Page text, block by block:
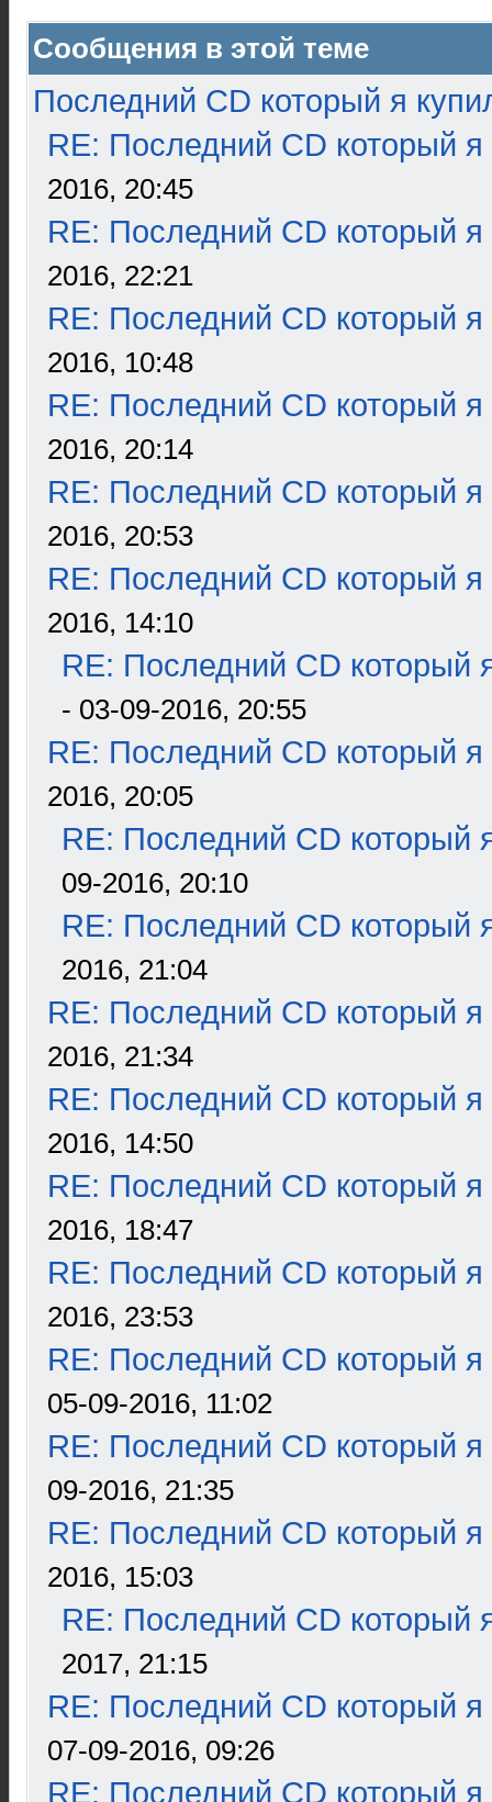
Сообщения в этой теме
Последний CD который я
RE: Последний CD который я
2016, 20:45
RE: Последний CD который я
2016, 22:21
RE: Последний CD который я
2016, 10:48
RE: Последний CD который я
2016, 20:14
RE: Последний CD который я
2016, 20:53
RE: Последний CD который я
2016, 14:10
RE: Последний CD который
- 03-09-2016, 20:55
RE: Последний CD который я
2016, 20:05
RE: Последний CD который
09-2016, 20:10
RE: Последний CD который
2016, 21:04
RE: Последний CD который я
2016, 21:34
RE: Последний CD который я
2016, 14:50
RE: Последний CD который я
2016, 18:47
RE: Последний CD который я
2016, 23:53
RE: Последний CD который я
05-09-2016, 11:02
RE: Последний CD который я
09-2016, 21:35
RE: Последний CD который я
2016, 15:03
RE: Последний CD который
2017, 21:15
RE: Последний CD который я
07-09-2016, 09:26
RE: Последний CD который я